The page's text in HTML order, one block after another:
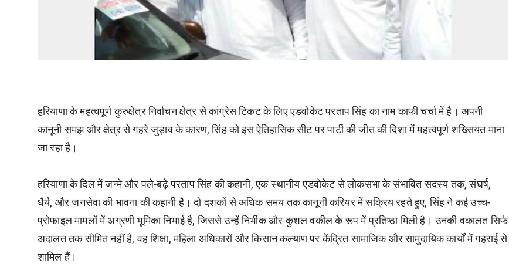
हरियाणा के महत्वपूर्ण कुरुक्षेत्र निर्वाचन क्षेत्र से कांग्रेस टिकट के लिए एडवोकेट परताप सिंह का नाम काफी चर्चा में है। अपनी
कानूनी समझ और क्षेत्र से गहरे जुड़ाव के कारण, सिंह को इस ऐतिहासिक सीट पर पार्टी की जीत की दिशा में महत्वपूर्ण शख्सियत माना
जा रहा है।
हरियाणा के दिल में जन्मे और पले-बढ़े परताप सिंह की कहानी, एक स्थानीय एडवोकेट से लोकसभा के संभावित सदस्य तक, संघर्ष,
धैर्य, और जनसेवा की भावना की कहानी है। दो दशकों से अधिक समय तक कानूनी करियर में सक्रिय रहते हुए, सिंह ने कई उच्च-
प्रोफाइल मामलों में अग्रणी भूमिका निभाई है, जिससे उन्हें निर्भीक और कुशल वकील के रूप में प्रतिष्ठा मिली है। उनकी वकालत सिर्फ
अदालत तक सीमित नहीं है, वह शिक्षा, महिला अधिकारों और किसान कल्याण पर केंद्रित सामाजिक और सामुदायिक कार्यों में गहराई से
शामिल हैं।